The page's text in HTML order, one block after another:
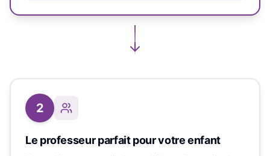
2
Le professeur parfait pour votre enfant